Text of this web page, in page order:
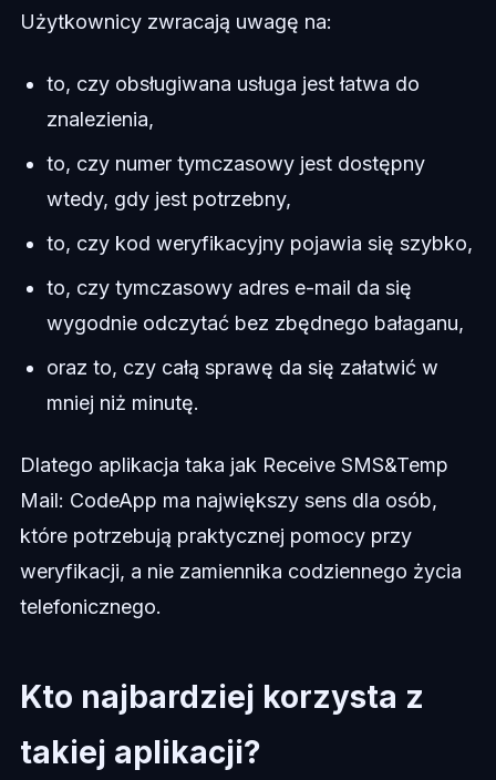
Użytkownicy zwracają uwagę na:
to, czy obsługiwana usługa jest łatwa do
znalezienia,
to, czy numer tymczasowy jest dostępny
wtedy, gdy jest potrzebny,
to, czy kod weryfikacyjny pojawia się szybko,
to, czy tymczasowy adres e-mail da się
wygodnie odczytać bez zbędnego bałaganu,
oraz to, czy całą sprawę da się załatwić w
mniej niż minutę.
Dlatego aplikacja taka jak Receive SMS&Temp
Mail: CodeApp ma największy sens dla osób,
które potrzebują praktycznej pomocy przy
weryfikacji, a nie zamiennika codziennego życia
telefonicznego.
Kto najbardziej korzysta z
takiej aplikacji?